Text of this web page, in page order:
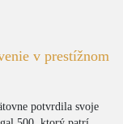
v prestížnom
potvrdila svoje